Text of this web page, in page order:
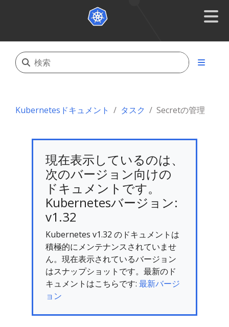
Kubernetesドキュメント タスク Secretの管理
現在表示しているのは、
次のバージョン向けの
ドキュメントです。
Kubernetesバージョン:
v1.32
Kubernetes v1.32 のドキュメントは
積極的にメンテナンスされていませ
ん。現在表示されているバージョン
はスナップショットです。最新のド
キュメントはこちらです: 最新バージ
ョン